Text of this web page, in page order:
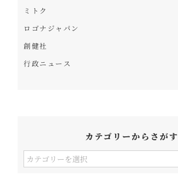
ミトク
ロゴナジャパン
創健社
行政ニュース
カテゴリーからさがす
カ